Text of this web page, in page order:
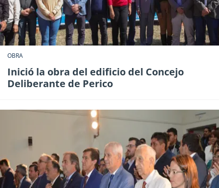
OBRA
Inició la obra del edificio del Concejo
Deliberante de Perico